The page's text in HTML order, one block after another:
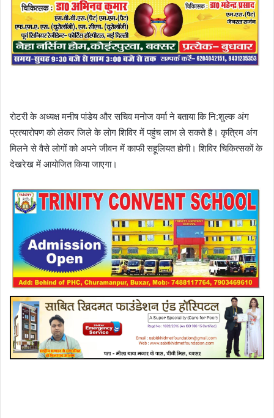
राेटरी के अध्यक्ष मनीष पांडेय और सचिव मनाेज वर्मा ने बताया कि नि:शुल्क अंग
प्रत्यारोपण काे लेकर जिले के लाेग शिविर में पहुंच लाभ ले सकते है। कृत्रिम अंग
मिलने से वैसे लोगों को अपने जीवन में काफी सहूलियत होगी। शिविर चिकित्सकों के
देखरेख में आयोजित किया जाएगा।